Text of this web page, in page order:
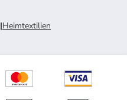
|Heimtextilien